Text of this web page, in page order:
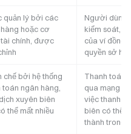
quản lý bởi các
hoặc cơ
chính, được
Người dùng
kiểm soát,
của ví đồng
quyền sở
chế bởi hệ thống
toán ngân hàng,
xuyên biên
thể mất nhiều
Thanh toán
qua mạng
việc thanh
biên có thể
thành trong